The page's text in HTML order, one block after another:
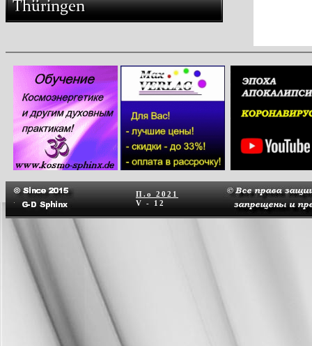
П.о
2021
V - 12